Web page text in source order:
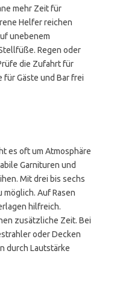
mehr Zeit für
Helfer reichen
unebenem
Regen oder
die Zufahrt für
für Gäste und Bar frei
es oft um Atmosphäre
Garnituren und
Mit drei bis sechs
Auf Rasen
hilfreich.
zusätzliche Zeit. Bei
oder Decken
durch Lautstärke